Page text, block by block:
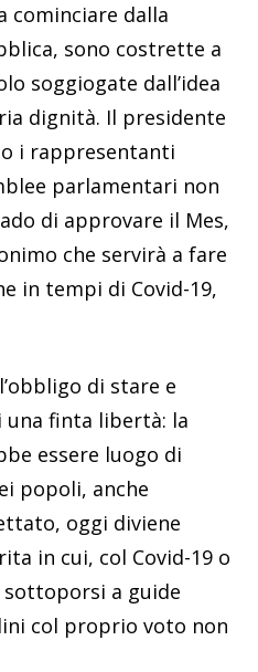
cominciare dalla
sono costrette a
soggiogate dall’idea
dignità. Il presidente
i rappresentanti
parlamentari non
di approvare il Mes,
che servirà a fare
in tempi di Covid-19,
di stare e
finta libertà: la
essere luogo di
popoli, anche
oggi diviene
in cui, col Covid-19 o
sottoporsi a guide
col proprio voto non